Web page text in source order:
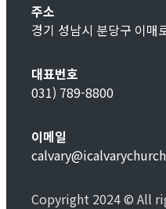
주소
경기 성남시 분당구 이매
대표번호
031) 789-8800
이메일
Copyright 2024 © All